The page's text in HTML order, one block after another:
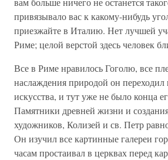
привязывало вас к какому-нибудь
приезжайте в Италию. Нет лучшей
Риме; целой верстой здесь человек
Все в Риме нравилось Гоголю, все
наслаждения природой он переходил
искусства, и тут уже не было конца
Памятники древней жизни и
художников, Колизей и св. Петр
Он изучил все картинные галереи
часам простаивал в церквах перед